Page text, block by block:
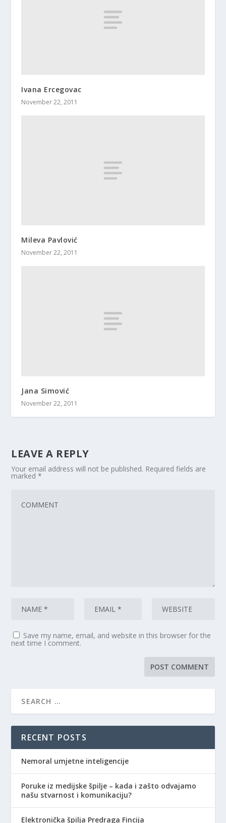
Ivana Ercegovac
November 22, 2011
Mileva Pavlović
November 22, 2011
Jana Simović
November 22, 2011
LEAVE A REPLY
Your email address will not be published. Required fields are
marked*
Save my name, email, and website in this browser for the
next time I comment.
RECENT POSTS
Nemoral umjetne inteligencije
Poruke iz medijske špilje – kada i zašto odvajamo
našu stvarnost i komunikaciju?
Elektronička špilja Predraga Fincija